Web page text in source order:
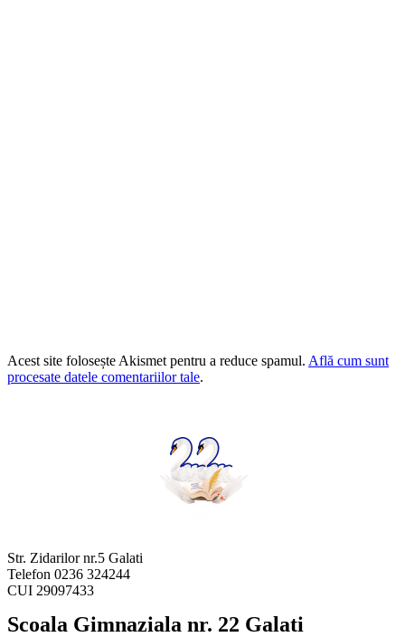
Acest site folosește Akismet pentru a reduce spamul. Află cum sunt
procesate datele comentariilor tale.
Str. Zidarilor nr.5 Galati
Telefon 0236 324244
CUI 29097433
Scoala Gimnaziala nr. 22 Galati